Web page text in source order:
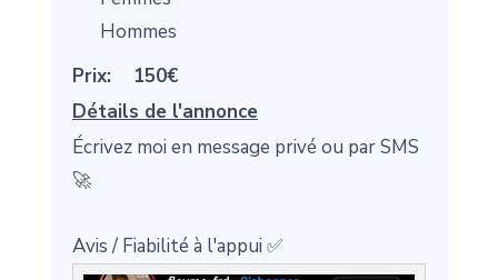
Hommes
Prix:
150€
Détails de l'annonce
Écrivez moi en message privé ou par SMS
🚀
Avis / Fiabilité à l'appui ✅